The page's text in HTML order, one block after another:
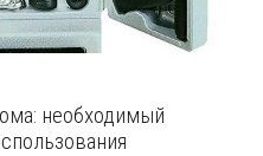
необходимый